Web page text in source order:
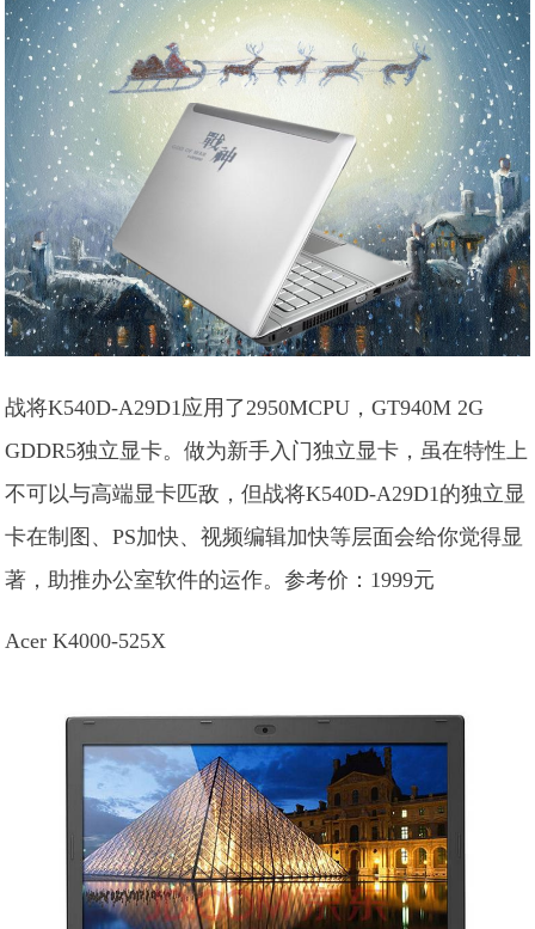
战将K540D-A29D1应用了2950MCPU，GT940M 2G
GDDR5独立显卡。做为新手入门独立显卡，虽在特性上
不可以与高端显卡匹敌，但战将K540D-A29D1的独立显
卡在制图、PS加快、视频编辑加快等层面会给你觉得显
著，助推办公室软件的运作。参考价：1999元
Acer K4000-525X